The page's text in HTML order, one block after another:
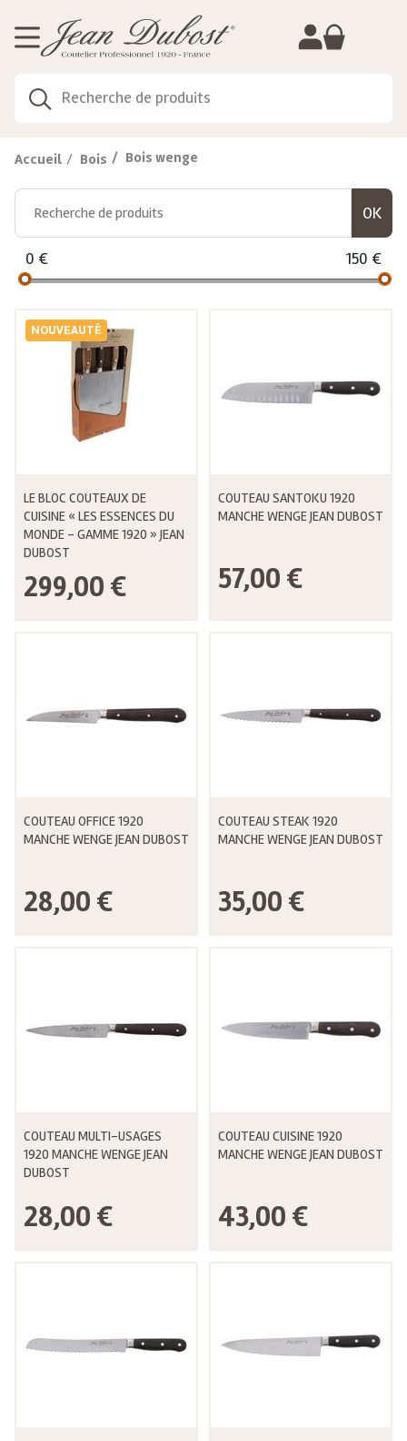
Accueil Bois Bois wenge
0 € 150 €
NOUVEAUTÉ
LE BLOC COUTEAUX DE
CUISINE « LES ESSENCES DU
MONDE – GAMME 1920 » JEAN
DUBOST
299,00 €
COUTEAU SANTOKU 1920
MANCHE WENGE JEAN DUBOST
57,00 €
COUTEAU OFFICE 1920
MANCHE WENGE JEAN DUBOST
28,00 €
COUTEAU STEAK 1920
MANCHE WENGE JEAN DUBOST
35,00 €
COUTEAU MULTI-USAGES
1920 MANCHE WENGE JEAN
DUBOST
28,00 €
COUTEAU CUISINE 1920
MANCHE WENGE JEAN DUBOST
43,00 €
Gestion de vos préférences sur les cookies